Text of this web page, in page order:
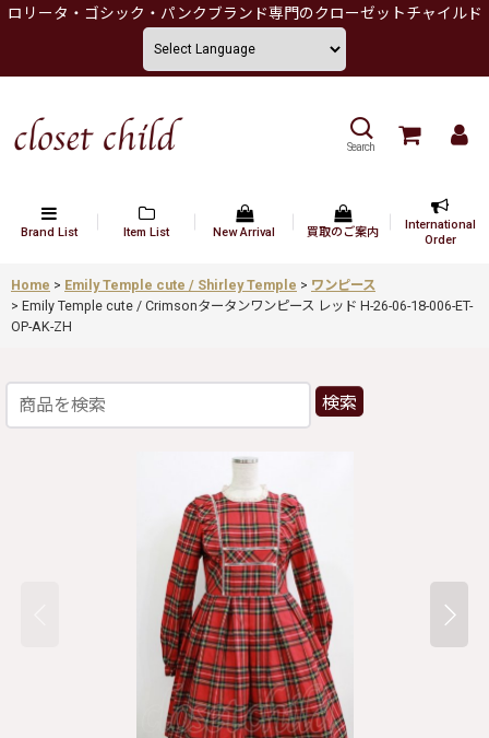
ロリータ・ゴシック・パンクブランド専門のクローゼットチャイルド
Search
Brand List Item List New Arrival 買取のご案内
International
Order
Home > Emily Temple cute / Shirley Temple > ワンピース
> Emily Temple cute / Crimsonタータンワンピース レッド H-26-06-18-006-ET-
OP-AK-ZH
検索